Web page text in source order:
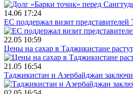
14.06 17:24
ЕС поддержал визит
22.05 10:59
Цены на сахар в Таджикистане
21.05 16:54
Таджикистан и Азербайджан